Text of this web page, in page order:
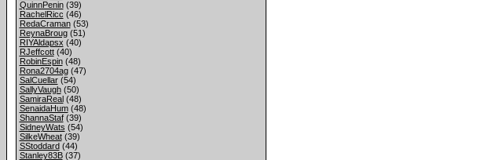
QuinnPenin(39)
RachelRicc (46)
RedaCraman(53)
ReynaBroug(51)
RIYAldapsx (40)
RJeffcott(40)
RobinEspin(48)
Rona2704ag(47)
SalCuellar(54)
SallyVaugh(50)
SamiraReal(48)
SenaidaHum(48)
ShannaStaf(39)
SidneyWats (54)
SilkeWheat(39)
SStoddard(44)
Stanley83B(37)